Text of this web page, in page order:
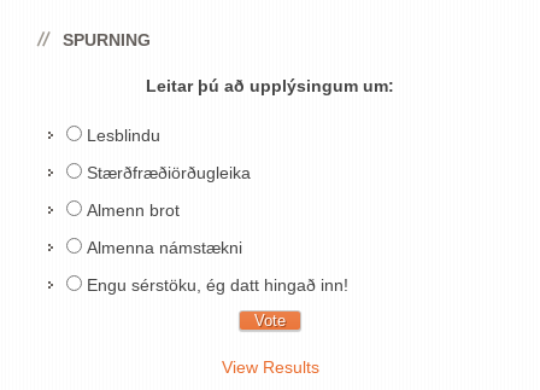
SPURNING
Leitar þú að upplýsingum um:
Lesblindu
Stærðfræðiörðugleika
Almenn brot
Almenna námstækni
Engu sérstöku, ég datt hingað inn!
View Results